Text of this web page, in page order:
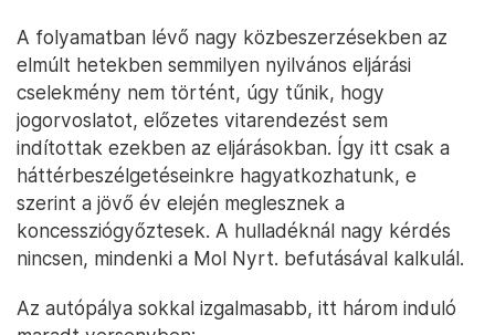
A folyamatban lévő nagy közbeszerzésekben az
elmúlt hetekben semmilyen nyilvános eljárási
cselekmény nem történt, úgy tűnik, hogy
jogorvoslatot, előzetes vitarendezést sem
indítottak ezekben az eljárásokban. Így itt csak a
háttérbeszélgetéseinkre hagyatkozhatunk, e
szerint a jövő év elején meglesznek a
koncessziógyőztesek. A hulladéknál nagy kérdés
nincsen, mindenki a Mol Nyrt. befutásával kalkulál.
Az autópálya sokkal izgalmasabb, itt három induló